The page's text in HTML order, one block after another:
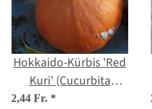
Hokkaido-Kürbis 'Red
Kuri' (Cucurbita
maxima) Bio Saatgut
2,44 Fr. *